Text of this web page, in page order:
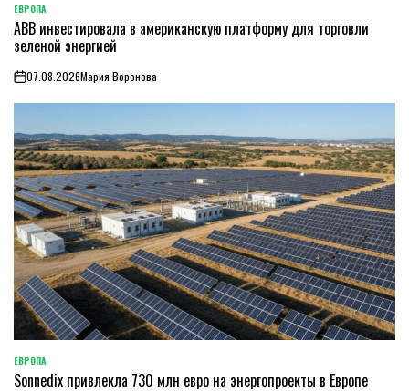
ОПУБЛИКОВАНО
В
ЕВРОПА
ABB инвестировала в американскую платформу для торговли
зеленой энергией
on07.08.2026Мария Воронова
ОПУБЛИКОВАНО
В
ЕВРОПА
Sonnedix привлекла 730 млн евро на энергопроекты в Европе